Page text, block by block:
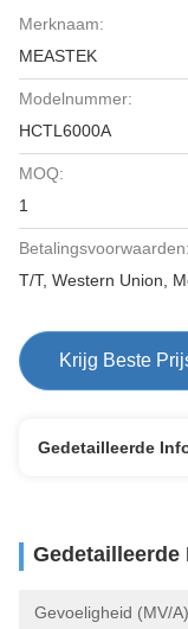
Merknaam:
MEASTEK
Modelnummer:
HCTL6000A
MOQ:
1
Betalingsvoorwaarden:
T/T, Western Union,
Krijg Beste
Gedetailleerde
Gedetailleerde
Gevoeligheid (mV/